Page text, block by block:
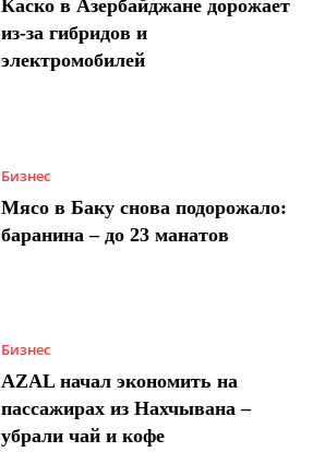
Каско в Азербайджане дорожает
из-за гибридов и
электромобилей
Бизнес
Мясо в Баку снова подорожало:
баранина – до 23 манатов
Бизнес
AZAL начал экономить на
пассажирах из Нахчывана –
убрали чай и кофе